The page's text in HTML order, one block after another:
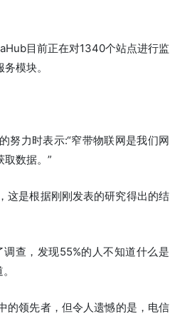
目前正在对1340个站点进行监
模块。
努力时表示:“窄带物联网是我们网
数据。”
这是根据刚刚发表的研究得出的结
调查，发现55%的人不知道什么是
的领先者，但令人遗憾的是，电信